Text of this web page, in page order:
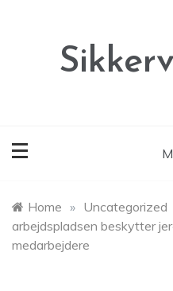
Home » Uncategorized
arbejdspladsen beskytter
medarbejdere